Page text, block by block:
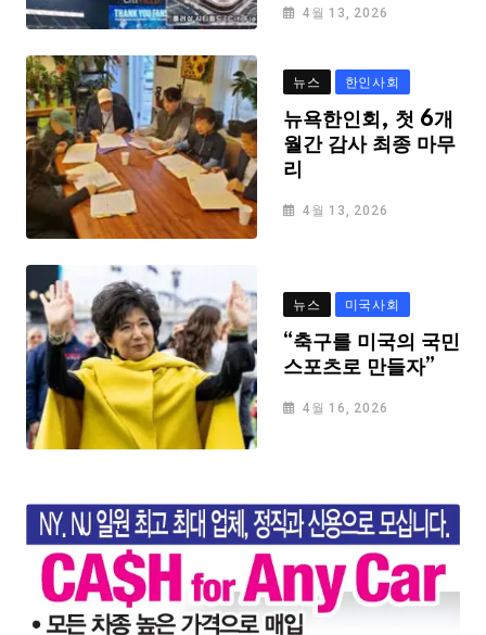
4월 13, 2026
뉴스 한인사회
뉴욕한인회, 첫 6개
월간 감사 최종 마무
리
4월 13, 2026
뉴스 미국사회
“축구를 미국의 국민
스포츠로 만들자”
4월 16, 2026